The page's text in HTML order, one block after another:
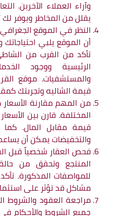
وآراء العملاء الآخرين.
يقلل من المخاطر ويوفر لك
النظر في الموقع
أن الموقع يلبي
تأكد من القرب من
الرئيسية ووجود
والمستشفيات. موقع
قيمة الشاليه وتجربتك
من المهم مقارنة
المختلفة. قارن بين
قيمة مقابل المال.
والتخفيضات يمكن أن
فحص العقار شخصياً قبل
المنتجع وتحقق من
للمواصفات المذكورة.
مشاكل قد تؤثر على
مراجعة العقود والشروط
جميع الشروط والأحكام